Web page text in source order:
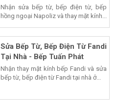
Nhận sửa bếp từ, bếp điện từ, bếp
hồng ngoại Napoliz và thay mặt kính...
Sửa Bếp Từ, Bếp Điện Từ Fandi
Tại Nhà - Bếp Tuấn Phát
Nhận thay mặt kính bếp Fandi và sửa
bếp từ, bếp điện từ Fandi tại nhà ở...